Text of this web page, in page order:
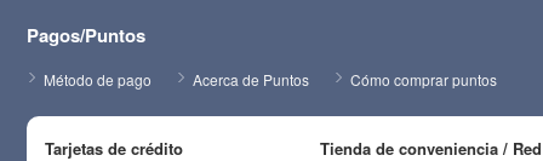
Pagos/Puntos
Método de pago Acerca de Puntos Cómo comprar puntos
Tarjetas de crédito Tienda de conveniencia /